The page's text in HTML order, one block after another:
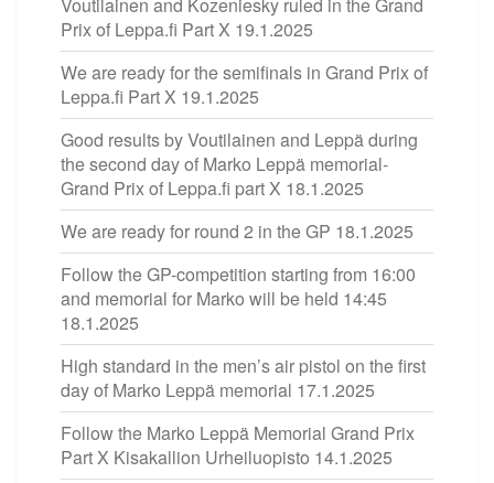
Prix of Leppa.fi Part X 19.1.2025
We are ready for the semifinals in Grand Prix of
Leppa.fi Part X 19.1.2025
Good results by Voutilainen and Leppä during
the second day of Marko Leppä memorial-
Grand Prix of Leppa.fi part X 18.1.2025
We are ready for round 2 in the GP 18.1.2025
Follow the GP-competition starting from 16:00
and memorial for Marko will be held 14:45
18.1.2025
High standard in the men’s air pistol on the first
day of Marko Leppä memorial 17.1.2025
Follow the Marko Leppä Memorial Grand Prix
Part X Kisakallion Urheiluopisto 14.1.2025